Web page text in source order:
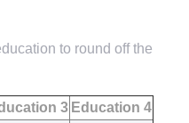
to round off the
3 Education 4